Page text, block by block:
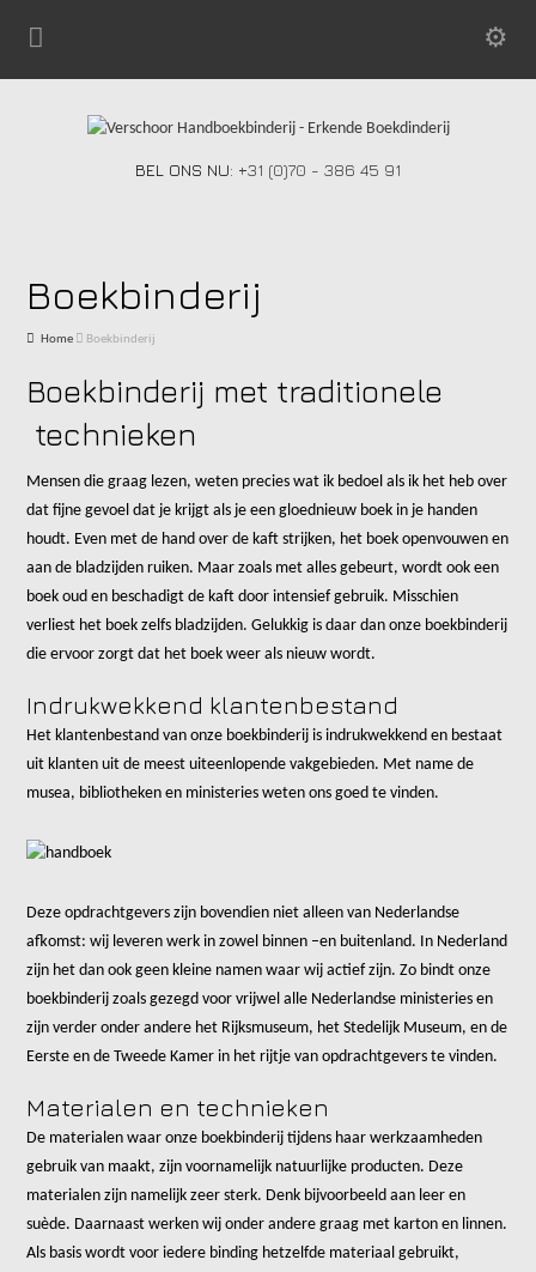
BEL ONS NU: +31 (0)70 - 386 45 91
Boekbinderij
Home Boekbinderij
Boekbinderij met traditionele
technieken
Mensen die graag lezen, weten precies wat ik bedoel als ik het heb over
dat fijne gevoel dat je krijgt als je een gloednieuw boek in je handen
houdt. Even met de hand over de kaft strijken, het boek openvouwen en
aan de bladzijden ruiken. Maar zoals met alles gebeurt, wordt ook een
boek oud en beschadigt de kaft door intensief gebruik. Misschien
verliest het boek zelfs bladzijden. Gelukkig is daar dan onze boekbinderij
die ervoor zorgt dat het boek weer als nieuw wordt.
Indrukwekkend klantenbestand
Het klantenbestand van onze boekbinderij is indrukwekkend en bestaat
uit klanten uit de meest uiteenlopende vakgebieden. Met name de
musea, bibliotheken en ministeries weten ons goed te vinden.
Deze opdrachtgevers zijn bovendien niet alleen van Nederlandse
afkomst: wij leveren werk in zowel binnen –en buitenland. In Nederland
zijn het dan ook geen kleine namen waar wij actief zijn. Zo bindt onze
boekbinderij zoals gezegd voor vrijwel alle Nederlandse ministeries en
zijn verder onder andere het Rijksmuseum, het Stedelijk Museum, en de
Eerste en de Tweede Kamer in het rijtje van opdrachtgevers te vinden.
Materialen en technieken
De materialen waar onze boekbinderij tijdens haar werkzaamheden
gebruik van maakt, zijn voornamelijk natuurlijke producten. Deze
materialen zijn namelijk zeer sterk. Denk bijvoorbeeld aan leer en
suède. Daarnaast werken wij onder andere graag met karton en linnen.
Als basis wordt voor iedere binding hetzelfde materiaal gebruikt,